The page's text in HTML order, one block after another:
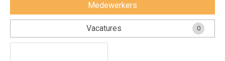
Medewerkers
Vacatures 0